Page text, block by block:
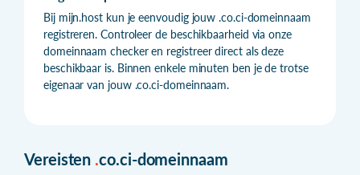
Bij mijn.host kun je eenvoudig jouw .co.ci-domeinnaam
registreren. Controleer de beschikbaarheid via onze
domeinnaam checker en registreer direct als deze
beschikbaar is. Binnen enkele minuten ben je de trotse
eigenaar van jouw .co.ci-domeinnaam.
Vereisten .co.ci-domeinnaam